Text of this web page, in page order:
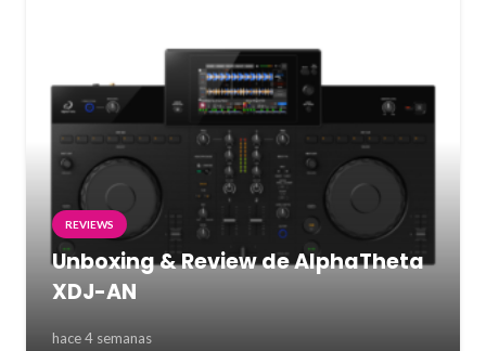
REVIEWS
Unboxing & Review de AlphaTheta
XDJ-AN
hace 4 semanas